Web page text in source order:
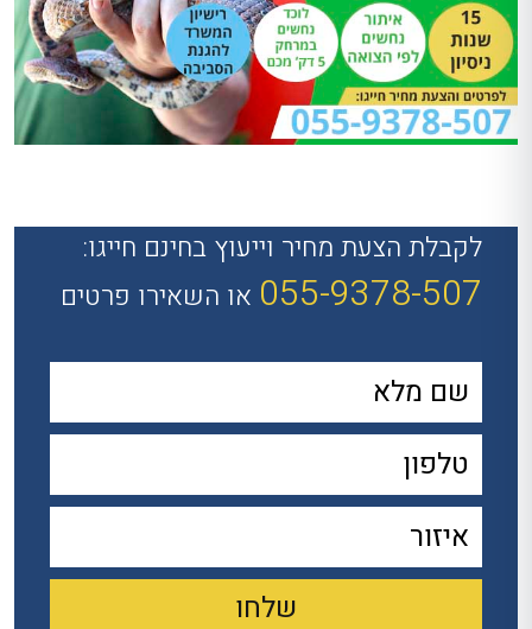
לקבלת הצעת מחיר וייעוץ בחינם חייגו:
055-9378-507 או השאירו פרטים